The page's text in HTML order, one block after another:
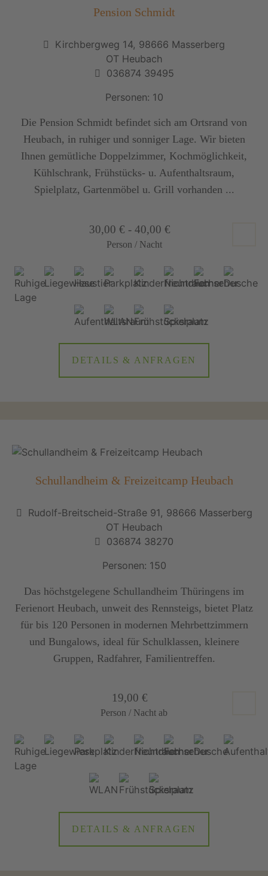
Pension Schmidt
Kirchbergweg 14, 98666 Masserberg
OT Heubach
036874 39495
Personen: 10
Die Pension Schmidt befindet sich am Ortsrand von
Heubach, in ruhiger und sonniger Lage. Wir bieten
Ihnen gemütliche Doppelzimmer, Kochmöglichkeit,
Kühlschrank, Frühstücks- u. Aufenthaltsraum,
Spielplatz, Gartenmöbel u. Grill vorhanden ...
30,00 € - 40,00 €
Person / Nacht
DETAILS & ANFRAGEN
Schullandheim & Freizeitcamp Heubach
Rudolf-Breitscheid-Straße 91, 98666 Masserberg
OT Heubach
036874 38270
Personen: 150
Das höchstgelegene Schullandheim Thüringens im
Ferienort Heubach, unweit des Rennsteigs, bietet Platz
für bis 120 Personen in modernen Mehrbettzimmern
und Bungalows, ideal für Schulklassen, kleinere
Gruppen, Radfahrer, Familientreffen.
19,00 €
Person / Nacht ab
DETAILS & ANFRAGEN